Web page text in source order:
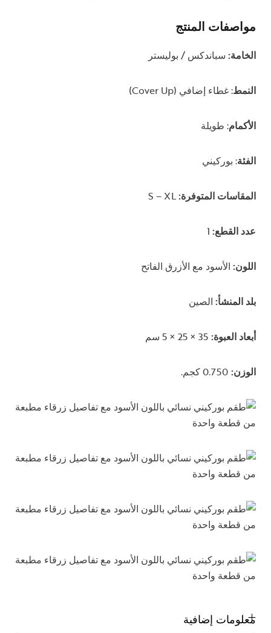
مواصفات المنتج
الخامة: سباندكس / بوليستر
النمط: غطاء إضافي (Cover Up)
الأكمام: طويلة
الفئة: بوركيني
المقاسات المتوفرة:
عدد القطع:
اللون: الأسود مع الأزرق الفاتح
بلد المنشأ: الصين
أبعاد العبوة:
الوزن:
معلومات إضافية